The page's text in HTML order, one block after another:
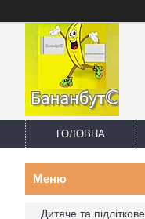
ГОЛОВНА
Дитяче та